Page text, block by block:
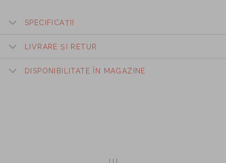
SPECIFICAȚII
LIVRARE ȘI RETUR
DISPONIBILITATE ÎN MAGAZINE